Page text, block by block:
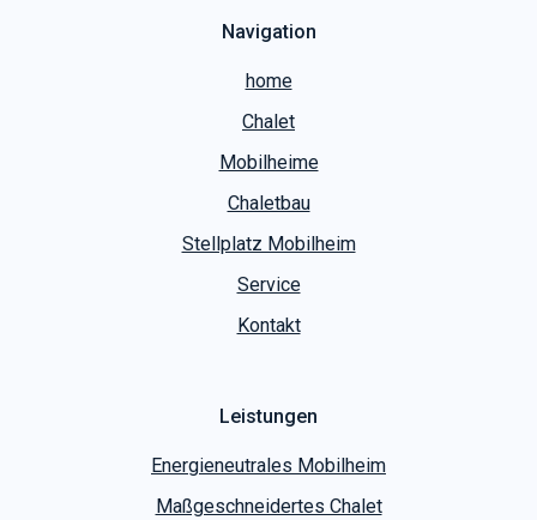
Navigation
home
Chalet
Mobilheime
Chaletbau
Stellplatz Mobilheim
Service
Kontakt
Leistungen
Energieneutrales Mobilheim
Maßgeschneidertes Chalet